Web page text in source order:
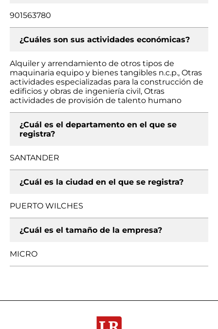
901563780
¿Cuáles son sus actividades económicas?
Alquiler y arrendamiento de otros tipos de
maquinaria equipo y bienes tangibles n.c.p., Otras
actividades especializadas para la construcción de
edificios y obras de ingeniería civil, Otras
actividades de provisión de talento humano
¿Cuál es el departamento en el que se
registra?
SANTANDER
¿Cuál es la ciudad en el que se registra?
PUERTO WILCHES
¿Cuál es el tamaño de la empresa?
MICRO